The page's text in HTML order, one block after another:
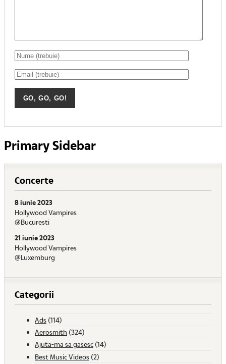
Primary Sidebar
Concerte
8 iunie 2023
Hollywood Vampires
@Bucuresti
21 iunie 2023
Hollywood Vampires
@Luxemburg
Categorii
Ads (114)
Aerosmith (324)
Ajuta-ma sa gasesc (14)
Best Music Videos (2)